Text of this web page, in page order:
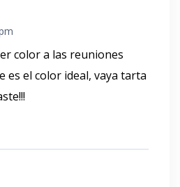
color a las reuniones
es el color ideal, vaya tarta